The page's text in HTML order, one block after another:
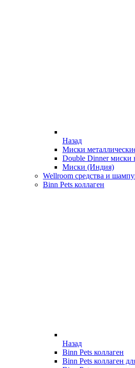
Назад
Миски
Double Dinner миски
Миски (Индия)
Wellroom средства и
Binn Pets коллаген
Назад
Binn Pets коллаген
Binn Pets коллаген